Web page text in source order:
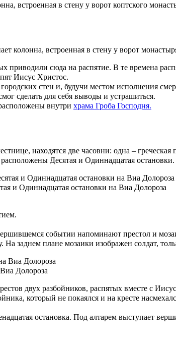
встроенная в стену у ворот коптского
приводили сюда на распятие. В те времена
Иисус Христос.
стен и, будучи местом исполнения
сделать для себя выводы и устрашиться.
внутри храма Гроба Господня.
находятся две часовни: одна – греческая
Десятая и Одиннадцатая остановки.
и Одиннадцатая остановки на Виа Долороза
событии напоминают престол и
заднем плане мозаики изображен солдат,
Долороза
двух разбойников, распятых вместе с
который не покаялся и на кресте
остановка. Под алтарем выступает